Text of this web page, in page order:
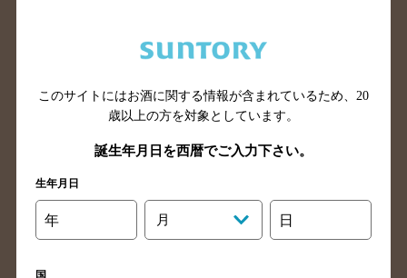
滋賀県のバー検索
和歌山県のバー検索
山口県のバー検索
鳥取県のバー検索
香川県のバー検索
愛媛県のバー検索
高知県のバー検索
長崎県のバー検索
佐賀県のバー検索
大分県のバー検索
熊本県のバー検索
このサイトにはお酒に関する情報が含まれているため、 20
歳以上の方を対象としています。
誕生年月日を西暦でご入力下さい。
生年月日
年 月 日
国